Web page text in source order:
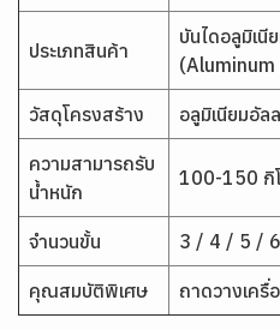
ประเภทสินค้า
บันไดอลูมิเนี
วัสดุโครงสร้าง อลูมิเนียมอัล
ความสามารถรับ
น้ำหนัก
100-150 กิ
จำนวนขั้น 3 / 4 / 5 /
คุณสมบัติพิเศษ ถาดวางเค